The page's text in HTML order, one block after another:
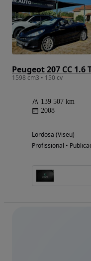
Peugeot 207 CC 1.6
1598 cm3 • 150 cv
139 507 km
2008
Lordosa (Viseu)
Profissional •